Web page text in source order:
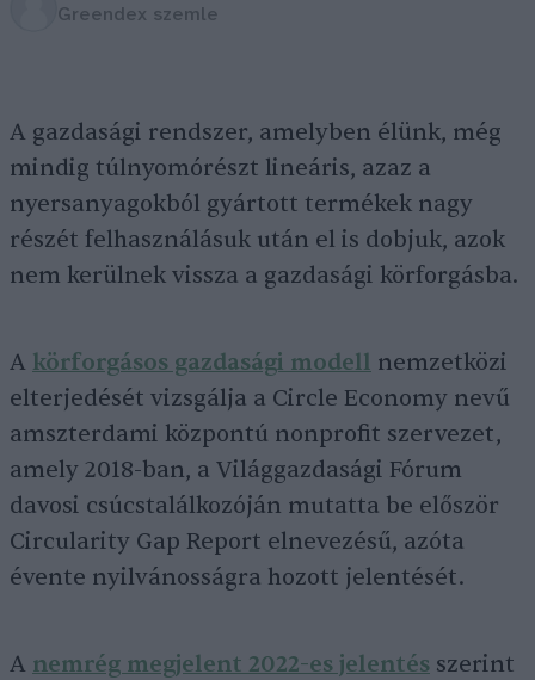
Greendex szemle
A gazdasági rendszer, amelyben élünk, még
mindig túlnyomórészt lineáris, azaz a
nyersanyagokból gyártott termékek nagy
részét felhasználásuk után el is dobjuk, azok
nem kerülnek vissza a gazdasági körforgásba.
A körforgásos gazdasági modell nemzetközi
elterjedését vizsgálja a Circle Economy nevű
amszterdami központú nonprofit szervezet,
amely 2018-ban, a Világgazdasági Fórum
davosi csúcstalálkozóján mutatta be először
Circularity Gap Report elnevezésű, azóta
évente nyilvánosságra hozott jelentését.
A nemrég megjelent 2022-es jelentés szerint